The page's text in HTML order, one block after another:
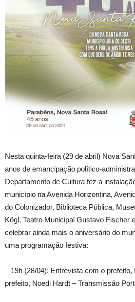
Nesta quinta-feira (29 de abril) Nova
anos de emancipação político-
Departamento de Cultura fez a
município na Avenida Horizontina,
do Colonizador, Biblioteca Pública,
Kögl, Teatro Municipal Gustavo Fischer
celebrar ainda mais o aniversário do
uma programação festiva:
– 19h (28/04): Entrevista com o
prefeito, Noedi Hardt – Transmissão